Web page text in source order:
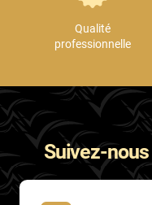
Qualité
professionnelle
Suivez-nous